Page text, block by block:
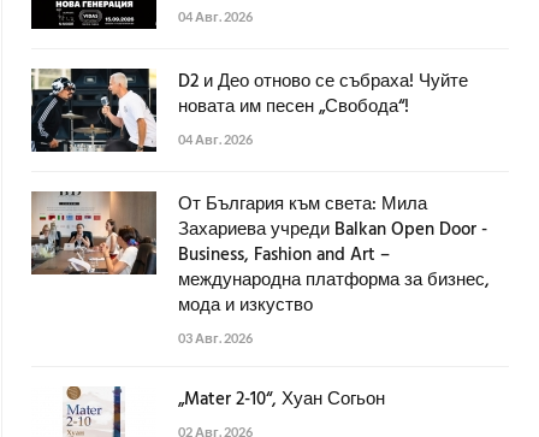
04 Авг. 2026
D2 и Део отново се събраха! Чуйте
новата им песен „Свобода“!
04 Авг. 2026
От България към света: Мила
Захариева учреди Balkan Open Door -
Business, Fashion and Art –
международна платформа за бизнес,
мода и изкуство
03 Авг. 2026
„Mater 2-10“, Хуан Согьон
02 Авг. 2026